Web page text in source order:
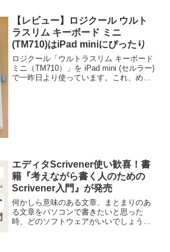
【レビュー】ロジクール ウルト
ラスリム キーボード ミニ
(TM710)はiPad miniにぴったり
ロジクール「ウルトラスリム キーボード
ミニ（TM710）」を iPad mini (セルラー)
で一昨日より使っています。これ、めち
エディタScrivener使い歓喜！書
籍『考えながら書く人のための
Scrivener入門』が発売
何かしら意味のある文章、まとまりのあ
る文章をパソコンで書きたいと思った
時、どのソフトウェアがいいでしょう